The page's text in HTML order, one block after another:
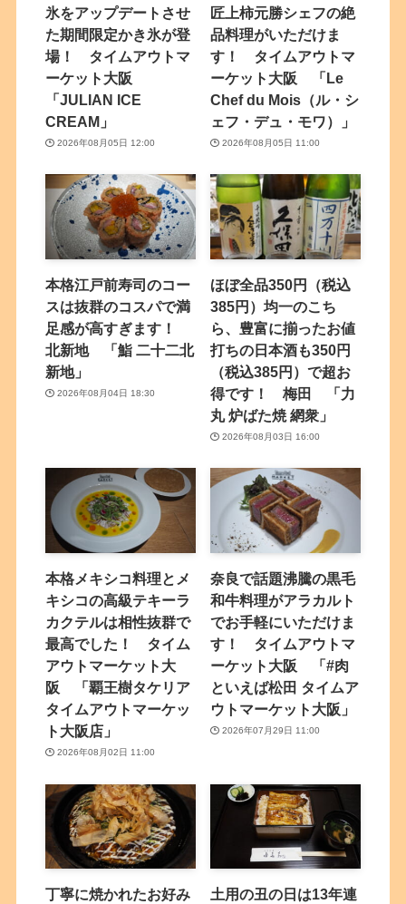
氷をアップデートさせ
た期間限定かき氷が登
場！ タイムアウトマ
ーケット大阪
「JULIAN ICE
CREAM」
2026年08月05日 12:00
匠上柿元勝シェフの絶
品料理がいただけま
す！ タイムアウトマ
ーケット大阪 「Le
Chef du Mois（ル・シ
ェフ・デュ・モワ）」
2026年08月05日 11:00
本格江戸前寿司のコー
スは抜群のコスパで満
足感が高すぎます！
北新地 「鮨 二十二北
新地」
2026年08月04日 18:30
ほぼ全品350円（税込
385円）均一のこち
ら、豊富に揃ったお値
打ちの日本酒も350円
（税込385円）で超お
得です！ 梅田 「力
丸 炉ばた焼 網衆」
2026年08月03日 16:00
本格メキシコ料理とメ
キシコの高級テキーラ
カクテルは相性抜群で
最高でした！ タイム
アウトマーケット大
阪 「覇王樹タケリア
タイムアウトマーケッ
ト大阪店」
2026年08月02日 11:00
奈良で話題沸騰の黒毛
和牛料理がアラカルト
でお手軽にいただけま
す！ タイムアウトマ
ーケット大阪 「#肉
といえば松田 タイムア
ウトマーケット大阪」
2026年07月29日 11:00
丁寧に焼かれたお好み
土用の丑の日は13年連